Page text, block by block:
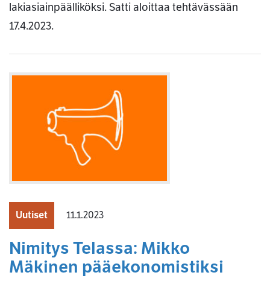
lakiasiainpäälliköksi. Satti aloittaa tehtävässään
17.4.2023.
Uutiset 11.1.2023
Nimitys Telassa: Mikko
Mäkinen pääekonomistiksi